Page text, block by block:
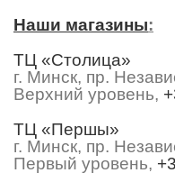
Наши магазины:
ТЦ «Столица»
г. Минск, пр.
Верхний уровень,
ТЦ «Першы»
г. Минск, пр.
Первый уровень,